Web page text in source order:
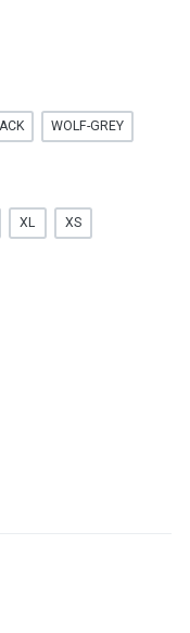
WOLF-GREY
XL XS